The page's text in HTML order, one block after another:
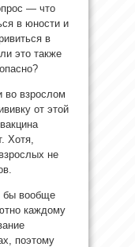
— что
в юности и
в
это также
во взрослом
от этой
Хотя,
не
бы вообще
каждому
поэтому